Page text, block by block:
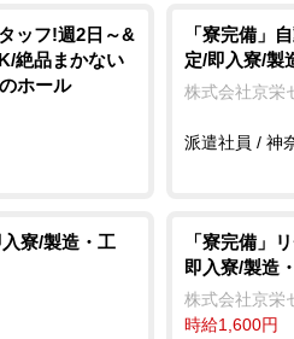
ッフ!週2日～&
絶品まかない
ホール
「寮完備」
定/即入寮/製
株式会社京栄
派遣社員 / 神
入寮/製造・工
「寮完備」
即入寮/製造
株式会社京栄
時給1,600円